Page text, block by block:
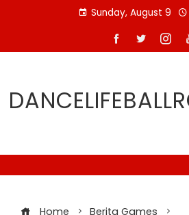
Sunday, August 9
Home
Berita Games